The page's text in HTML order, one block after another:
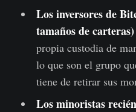
Los inversores de
tamaños de carteras)
propia custodia de
lo que son el grupo
tiene de retirar sus
Los minoristas